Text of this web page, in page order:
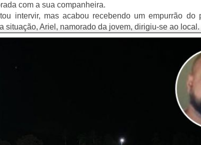
com a sua companheira.
intervir, mas acabou recebendo um empurrão do
situação, Ariel, namorado da jovem, dirigiu-se ao local.